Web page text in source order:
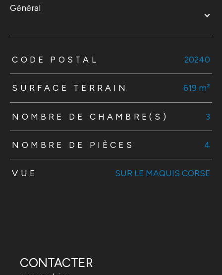
général
TRAD_ZEPHYR_Caracteristique TRAD_ZEPHYR_Valeurs
CODE POSTAL 20240
SURFACE TERRAIN 619 m²
NOMBRE DE CHAMBRE(S) 3
NOMBRE DE PIÈCES 4
VUE SUR LE MAQUIS CORSE
CONTACTER